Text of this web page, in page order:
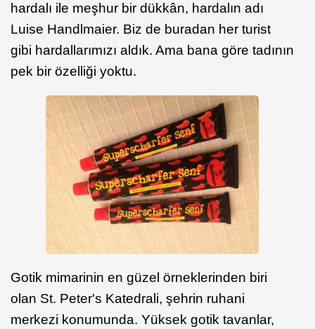
hardalı ile meşhur bir dükkân, hardalın adı
Luise Handlmaier. Biz de buradan her turist
gibi hardallarımızı aldık. Ama bana göre tadının
pek bir özelliği yoktu.
Gotik mimarinin en güzel örneklerinden biri
olan St. Peter's Katedrali, şehrin ruhani
merkezi konumunda. Yüksek gotik tavanlar,